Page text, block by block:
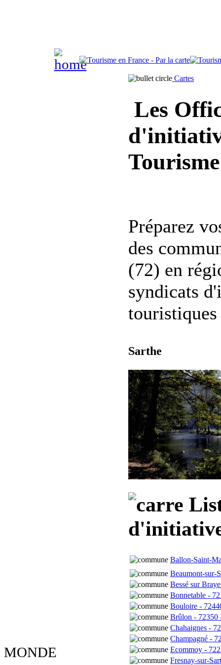
MONDE
Cartes
Les
Préparez
des
(72) en
syndicats
Sarthe
Ballon-Saint-
Beaumont-sur-
Bessé sur
Bonnetable -
Bouloire -
Brûlon - 72350
Chahaignes -
Champagné -
Ecommoy -
Fresnay-sur-